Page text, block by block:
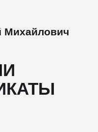
Михайлович